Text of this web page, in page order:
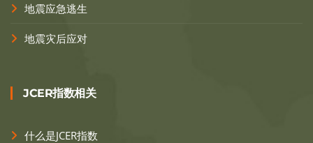
地震应急逃生
地震灾后应对
JCER指数相关
什么是JCER指数